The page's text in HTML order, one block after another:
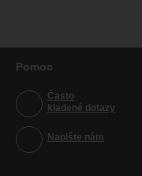
Pomoc
Často
kladené dotazy
Napište nám